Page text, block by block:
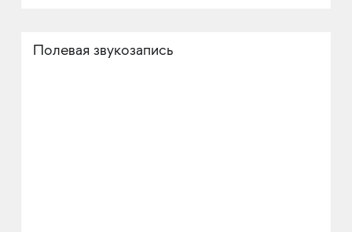
Полевая звукозапись